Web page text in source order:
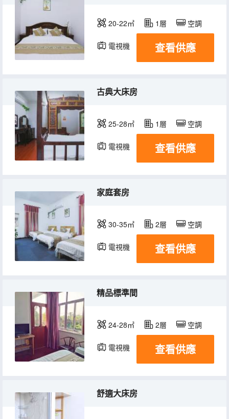
20-22㎡ 1層 空調
電視機 查看供應
古典大床房
25-28㎡ 1層 空調
電視機 查看供應
家庭套房
30-35㎡ 2層 空調
電視機 查看供應
精品標準間
24-28㎡ 2層 空調
電視機 查看供應
舒適大床房